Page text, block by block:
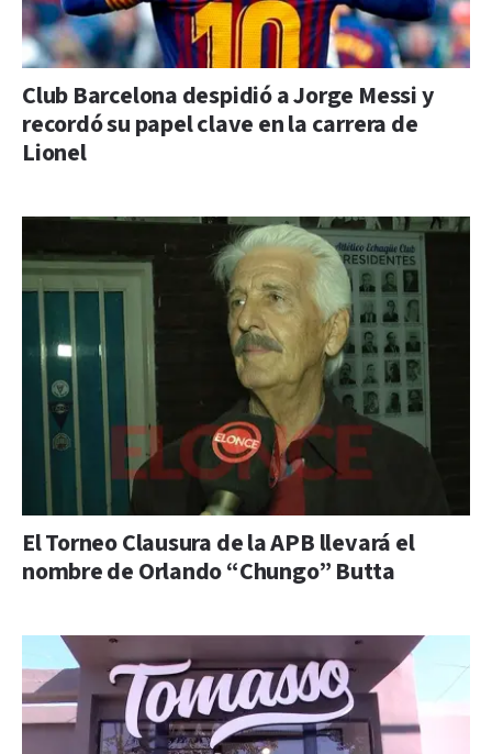
Club Barcelona despidió a Jorge Messi y
recordó su papel clave en la carrera de
Lionel
El Torneo Clausura de la APB llevará el
nombre de Orlando “Chungo” Butta